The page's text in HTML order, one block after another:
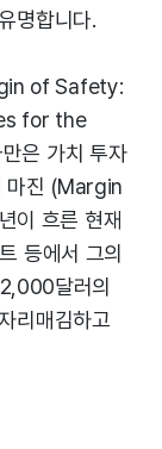
명합니다.
of Safety:
for the
은 가치 투자
마진 (Margin
이 흐른 현재
등에서 그의
달러의
리매김하고